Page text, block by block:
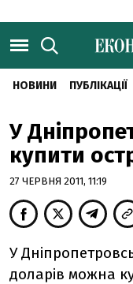
НОВИНИ ПУБЛІКАЦІЇ
У
купити
27 ЧЕРВНЯ 2011, 11:19
У
доларів можна